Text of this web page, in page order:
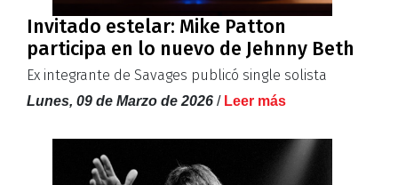
Invitado estelar: Mike Patton
participa en lo nuevo de Jehnny Beth
Ex integrante de Savages publicó single solista
Lunes, 09 de Marzo de 2026 / Leer más